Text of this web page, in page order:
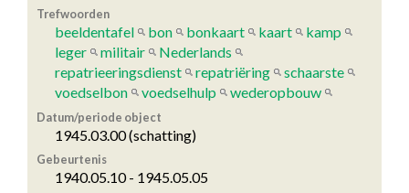
Trefwoorden
beeldentafel bon bonkaart kaart
kamp
leger
militair
Nederlands
repatrieeringsdienst
repatriëring
schaarste
voedselbon
voedselhulp wederopbouw
Datum/periode object
1945.03.00 (schatting)
Gebeurtenis
1940.05.10 - 1945.05.05